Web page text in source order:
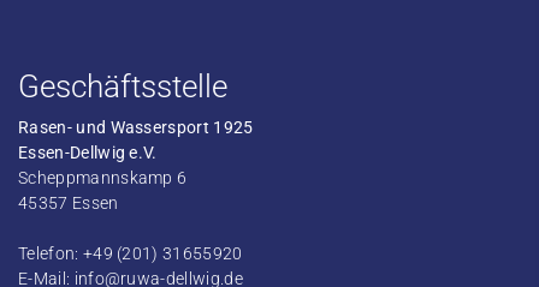
Geschäftsstelle
Rasen- und Wassersport 1925
Essen-Dellwig e.V.
Scheppmannskamp 6
45357 Essen
Telefon: +49 (201) 31655920
E-Mail: info@ruwa-dellwig.de